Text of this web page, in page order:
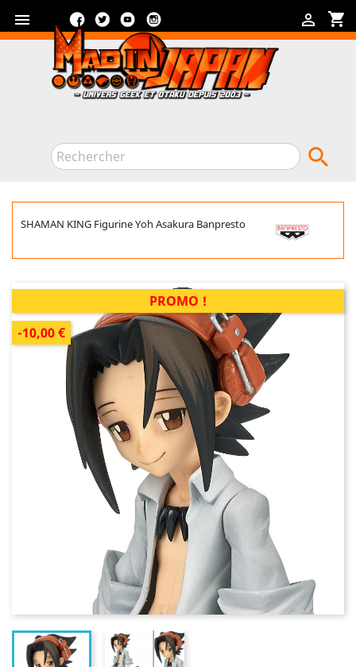
 shopping_cart

FacebookTwitterYouTube

SHAMAN KING Figurine Yoh Asakura Banpresto
PROMO !
-10,00 €